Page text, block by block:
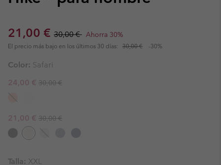
Sale price:
21,00 € Regular price:
30,00 € Ahorra 30%
El precio más bajo en los últimos 30 días: 30,00 € -30%
Color: Safari
Sale price:
24,00 € Regular price:
30,00 €
Sale price:
21,00 € Regular price:
30,00 €
Talla: XXL